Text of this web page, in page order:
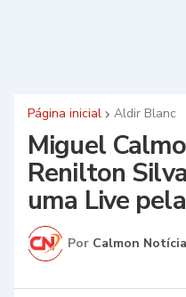
Página inicial Aldir Blanc
Miguel
Renilton
uma Live
Por Calmon